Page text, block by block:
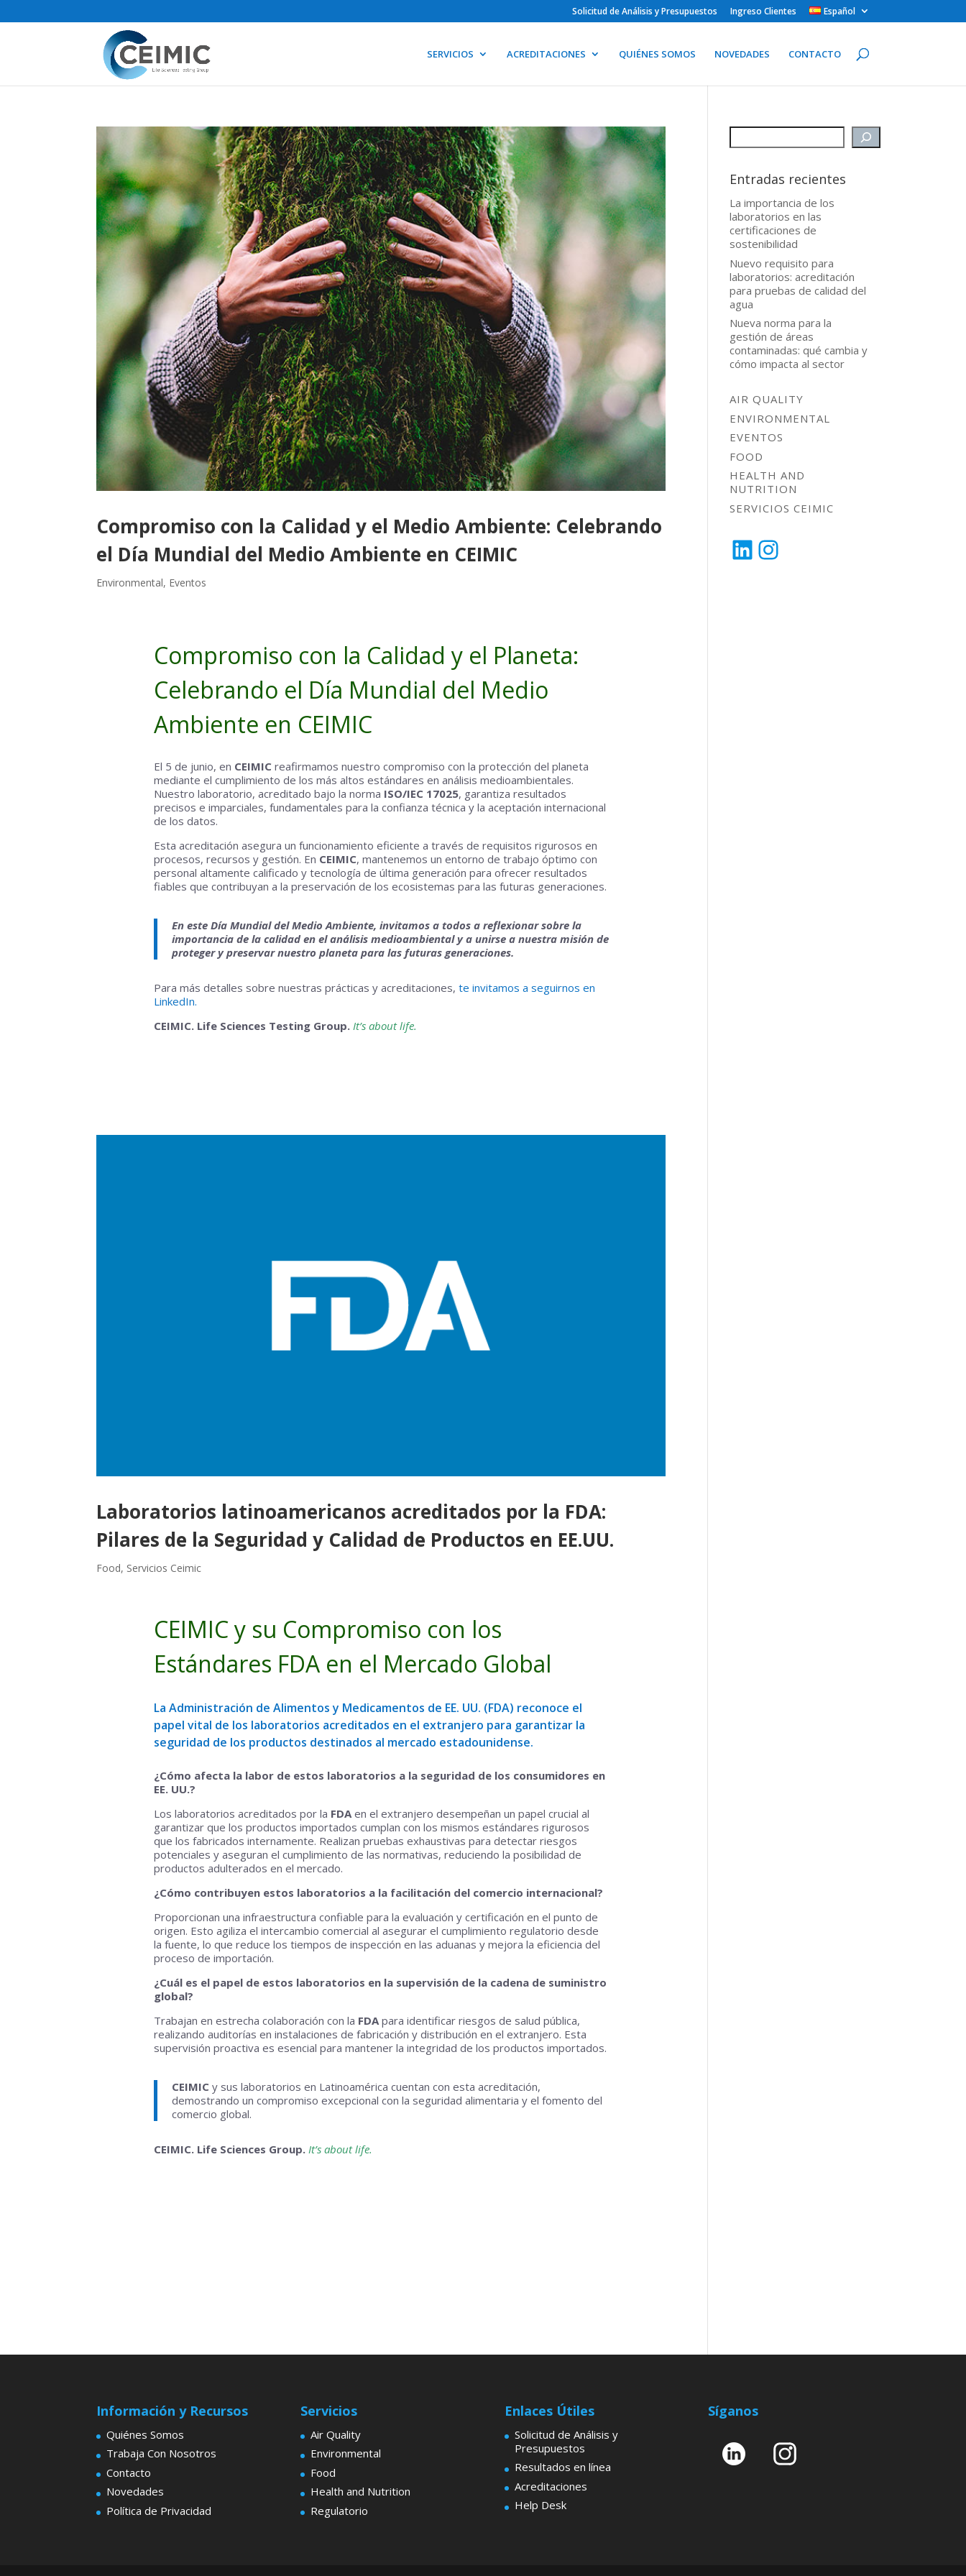
Solicitud de Análisis y Presupuestos Ingreso Clientes Español
SERVICIOS ACREDITACIONES QUIÉNES SOMOS NOVEDADES CONTACTO
Compromiso con la Calidad y el Medio Ambiente: Celebrando
el Día Mundial del Medio Ambiente en CEIMIC
Environmental, Eventos
Compromiso con la Calidad y el Planeta:
Celebrando el Día Mundial del Medio
Ambiente en CEIMIC
El 5 de junio, en CEIMIC reafirmamos nuestro compromiso con la protección del planeta
mediante el cumplimiento de los más altos estándares en análisis medioambientales.
Nuestro laboratorio, acreditado bajo la norma ISO/IEC 17025, garantiza resultados
precisos e imparciales, fundamentales para la confianza técnica y la aceptación internacional
de los datos.
Esta acreditación asegura un funcionamiento eficiente a través de requisitos rigurosos en
procesos, recursos y gestión. En CEIMIC, mantenemos un entorno de trabajo óptimo con
personal altamente calificado y tecnología de última generación para ofrecer resultados
fiables que contribuyan a la preservación de los ecosistemas para las futuras generaciones.
En este Día Mundial del Medio Ambiente, invitamos a todos a reflexionar sobre la
importancia de la calidad en el análisis medioambiental y a unirse a nuestra misión de
proteger y preservar nuestro planeta para las futuras generaciones.
Para más detalles sobre nuestras prácticas y acreditaciones, te invitamos a seguirnos en
LinkedIn.
CEIMIC. Life Sciences Testing Group. It’s about life.
Laboratorios latinoamericanos acreditados por la FDA:
Pilares de la Seguridad y Calidad de Productos en EE.UU.
Food, Servicios Ceimic
CEIMIC y su Compromiso con los
Estándares FDA en el Mercado Global
La Administración de Alimentos y Medicamentos de EE. UU. (FDA) reconoce el
papel vital de los laboratorios acreditados en el extranjero para garantizar la
seguridad de los productos destinados al mercado estadounidense.
¿Cómo afecta la labor de estos laboratorios a la seguridad de los consumidores en
EE. UU.?
Los laboratorios acreditados por la FDAen el extranjero desempeñan un papel crucial al
garantizar que los productos importados cumplan con los mismos estándares rigurosos
que los fabricados internamente. Realizan pruebas exhaustivas para detectar riesgos
potenciales y aseguran el cumplimiento de las normativas, reduciendo la posibilidad de
productos adulterados en el mercado.
¿Cómo contribuyen estos laboratorios a la facilitación del comercio internacional?
Proporcionan una infraestructura confiable para la evaluación y certificación en el punto de
origen. Esto agiliza el intercambio comercial al asegurar el cumplimiento regulatorio desde
la fuente, lo que reduce los tiempos de inspección en las aduanas y mejora la eficiencia del
proceso de importación.
¿Cuál es el papel de estos laboratorios en la supervisión de la cadena de suministro
global?
Trabajan en estrecha colaboración con la FDApara identificar riesgos de salud pública,
realizando auditorías en instalaciones de fabricación y distribución en el extranjero. Esta
supervisión proactiva es esencial para mantener la integridad de los productos importados.
CEIMIC y sus laboratorios en Latinoamérica cuentan con esta acreditación,
demostrando un compromiso excepcional con la seguridad alimentaria y el fomento del
comercio global.
CEIMIC. Life Sciences Group. It’s about life.
Entradas recientes
La importancia de los
laboratorios en las
certificaciones de
sostenibilidad
Nuevo requisito para
laboratorios: acreditación
para pruebas de calidad del
agua
Nueva norma para la
gestión de áreas
contaminadas: qué cambia y
cómo impacta al sector
AIR QUALITY
ENVIRONMENTAL
EVENTOS
FOOD
HEALTH AND
NUTRITION
SERVICIOS CEIMIC
LinkedIn
Instagram
Información y Recursos
Quiénes Somos
Trabaja Con Nosotros
Contacto
Novedades
Política de Privacidad
Servicios
Air Quality
Environmental
Food
Health and Nutrition
Regulatorio
Enlaces Útiles
Solicitud de Análisis y
Presupuestos
Resultados en línea
Acreditaciones
Help Desk
Síganos